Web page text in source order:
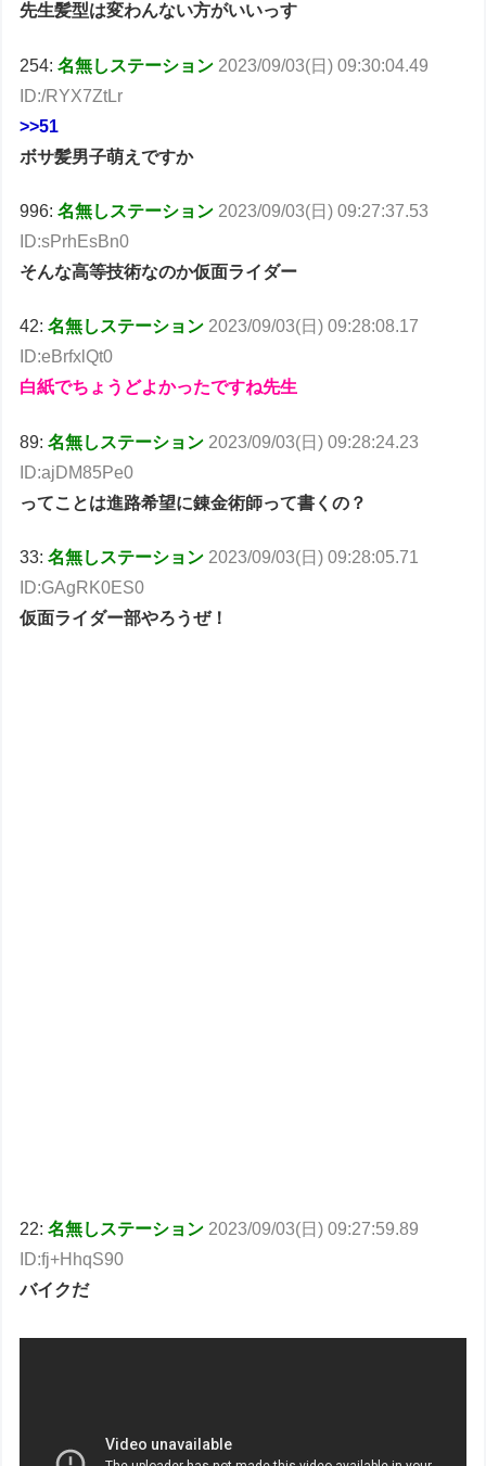
先生髪型は変わんない方がいいっす
254:名無しステーション 2023/09/03(日) 09:30:04.49
ID:/RYX7ZtLr
>>51
ボサ髪男子萌えですか
996:名無しステーション 2023/09/03(日) 09:27:37.53
ID:sPrhEsBn0
そんな高等技術なのか仮面ライダー
42:名無しステーション 2023/09/03(日) 09:28:08.17
ID:eBrfxlQt0
白紙でちょうどよかったですね先生
89:名無しステーション 2023/09/03(日) 09:28:24.23
ID:ajDM85Pe0
ってことは進路希望に錬金術師って書くの？
33:名無しステーション 2023/09/03(日) 09:28:05.71
ID:GAgRK0ES0
仮面ライダー部やろうぜ！
22:名無しステーション 2023/09/03(日) 09:27:59.89
ID:fj+HhqS90
バイクだ